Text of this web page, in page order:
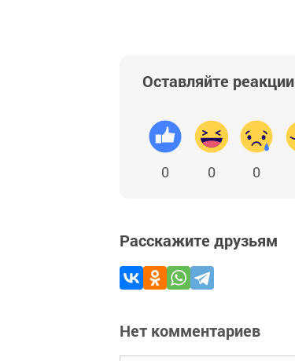
Оставляйте реакции
0 0 0
Расскажите друзьям
Нет комментариев